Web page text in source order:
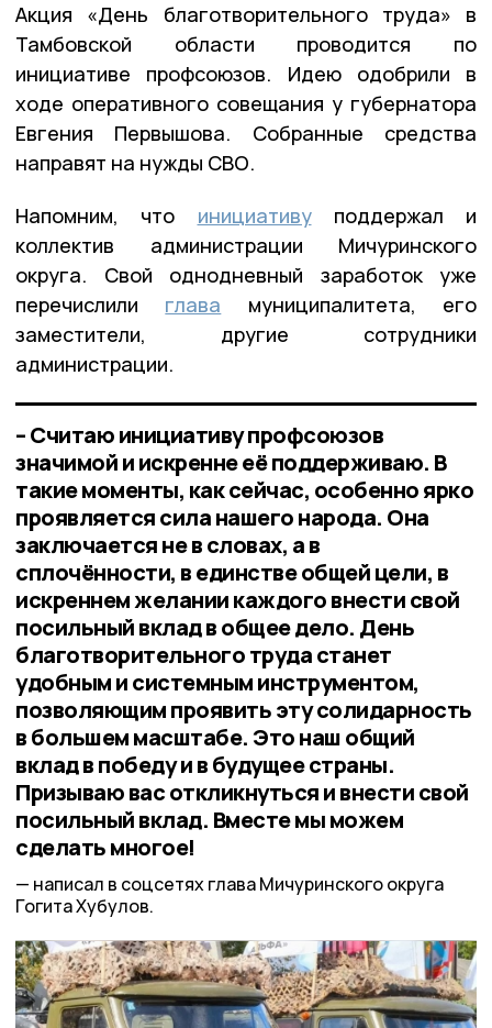
Акция «День благотворительного труда» в
Тамбовской области проводится по
инициативе профсоюзов. Идею одобрили в
ходе оперативного совещания у губернатора
Евгения Первышова. Собранные средства
направят на нужды СВО.
Напомним, что инициативуподдержал и
коллектив администрации Мичуринского
округа. Свой однодневный заработок уже
перечислили глава муниципалитета, его
заместители, другие сотрудники
администрации.
– Считаю инициативу профсоюзов
значимой и искренне её поддерживаю. В
такие моменты, как сейчас, особенно ярко
проявляется сила нашего народа. Она
заключается не в словах, а в
сплочённости, в единстве общей цели, в
искреннем желании каждого внести свой
посильный вклад в общее дело. День
благотворительного труда станет
удобным и системным инструментом,
позволяющим проявить эту солидарность
в большем масштабе. Это наш общий
вклад в победу и в будущее страны.
Призываю вас откликнуться и внести свой
посильный вклад. Вместе мы можем
сделать многое!
написал в соцсетях глава Мичуринского округа
Гогита Хубулов.